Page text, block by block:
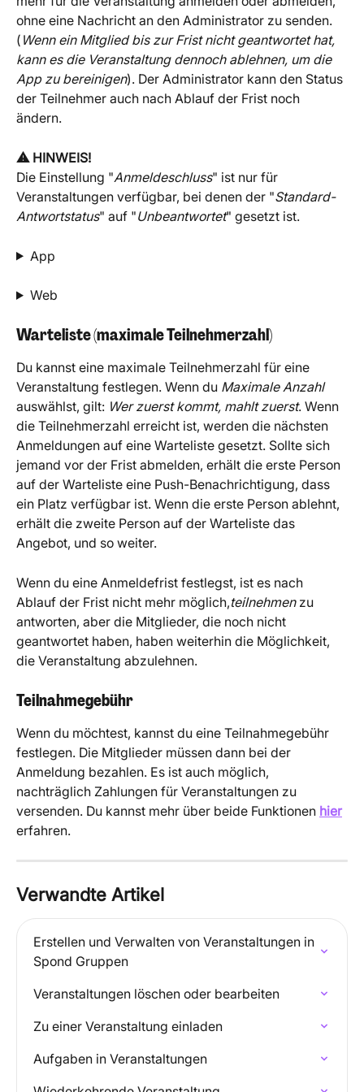
ohne eine Nachricht an den Administrator zu senden.
( Wenn ein Mitglied bis zur Frist nicht geantwortet hat,
kann es die Veranstaltung dennoch ablehnen, um die
App zu bereinigen). Der Administrator kann den Status
der Teilnehmer auch nach Ablauf der Frist noch
ändern.
⚠️ HINWEIS!
Die Einstellung "Anmeldeschluss" ist nur für
Veranstaltungen verfügbar, bei denen der "Standard-
Antwortstatus" auf "Unbeantwortet" gesetzt ist.
App
Web
Warteliste (maximale Teilnehmerzahl)
Du kannst eine maximale Teilnehmerzahl für eine
Veranstaltung festlegen. Wenn du Maximale Anzahl
auswählst, gilt: Wer zuerst kommt, mahlt zuerst. Wenn
die Teilnehmerzahl erreicht ist, werden die nächsten
Anmeldungen auf eine Warteliste gesetzt. Sollte sich
jemand vor der Frist abmelden, erhält die erste Person
auf der Warteliste eine Push-Benachrichtigung, dass
ein Platz verfügbar ist. Wenn die erste Person ablehnt,
erhält die zweite Person auf der Warteliste das
Angebot, und so weiter.
Wenn du eine Anmeldefrist festlegst, ist es nach
Ablauf der Frist nicht mehr möglich,teilnehmen zu
antworten, aber die Mitglieder, die noch nicht
geantwortet haben, haben weiterhin die Möglichkeit,
die Veranstaltung abzulehnen.
Teilnahmegebühr
Wenn du möchtest, kannst du eine Teilnahmegebühr
festlegen. Die Mitglieder müssen dann bei der
Anmeldung bezahlen. Es ist auch möglich,
nachträglich Zahlungen für Veranstaltungen zu
versenden. Du kannst mehr über beide Funktionen hier
erfahren.
Verwandte Artikel
Erstellen und Verwalten von Veranstaltungen in
Spond Gruppen
Veranstaltungen löschen oder bearbeiten
Zu einer Veranstaltung einladen
Aufgaben in Veranstaltungen